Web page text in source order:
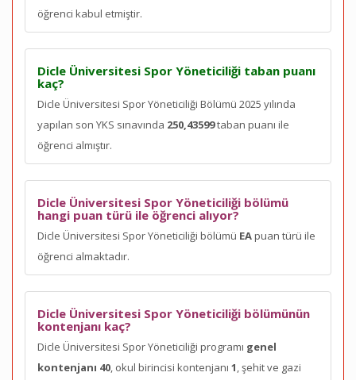
öğrenci kabul etmiştir.
Dicle Üniversitesi Spor Yöneticiliği taban puanı
kaç?
Dicle Üniversitesi Spor Yöneticiliği Bölümü 2025 yılında
yapılan son YKS sınavında 250,43599taban puanı ile
öğrenci almıştır.
Dicle Üniversitesi Spor Yöneticiliği bölümü
hangi puan türü ile öğrenci alıyor?
Dicle Üniversitesi Spor Yöneticiliği bölümü EApuan türü ile
öğrenci almaktadır.
Dicle Üniversitesi Spor Yöneticiliği bölümünün
kontenjanı kaç?
Dicle Üniversitesi Spor Yöneticiliği programı genel
kontenjanı 40, okul birincisi kontenjanı 1, şehit ve gazi